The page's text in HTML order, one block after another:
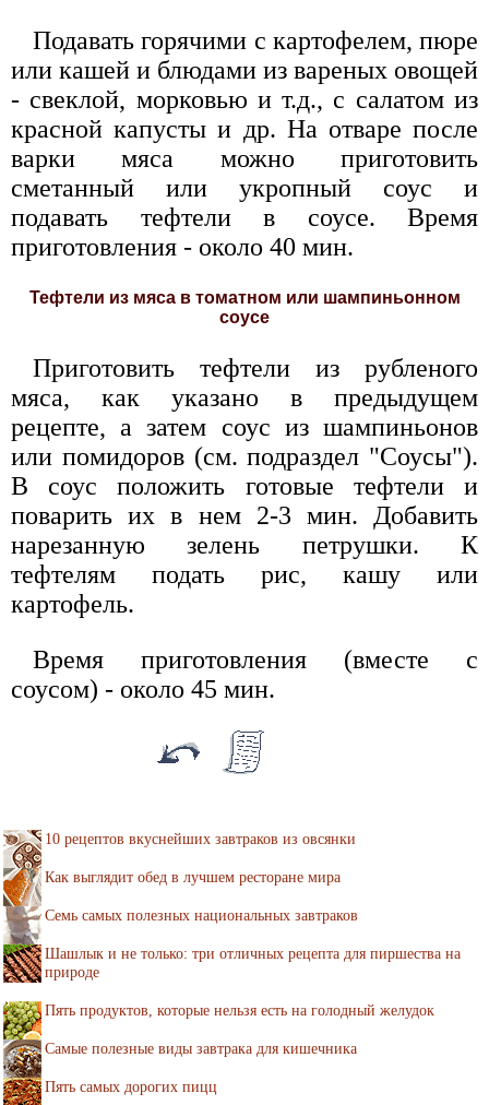
Подавать горячими с картофелем, пюре
или кашей и блюдами из вареных овощей
- свеклой, морковью и т.д., с салатом из
красной капусты и др. На отваре после
варки мяса можно приготовить
сметанный или укропный соус и
подавать тефтели в соусе. Время
приготовления - около 40 мин.
Тефтели из мяса в томатном или шампиньонном
соусе
Приготовить тефтели из рубленого
мяса, как указано в предыдущем
рецепте, а затем соус из шампиньонов
или помидоров (см. подраздел "Соусы").
В соус положить готовые тефтели и
поварить их в нем 2-3 мин. Добавить
нарезанную зелень петрушки. К
тефтелям подать рис, кашу или
картофель.
Время приготовления (вместе с
соусом) - около 45 мин.
10 рецептов вкуснейших завтраков из овсянки
Как выглядит обед в лучшем ресторане мира
Семь самых полезных национальных завтраков
Шашлык и не только: три отличных рецепта для пиршества на
природе
Пять продуктов, которые нельзя есть на голодный желудок
Самые полезные виды завтрака для кишечника
Пять самых дорогих пицц